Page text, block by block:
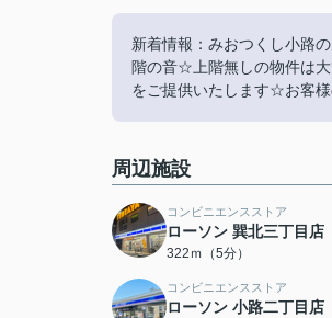
新着情報：みおつくし小路
階の音☆上階無しの物件は
をご提供いたします☆お客
周辺施設
コンビニエンスストア
ローソン 巽北三丁目店
322ｍ（5分）
コンビニエンスストア
ローソン 小路二丁目店